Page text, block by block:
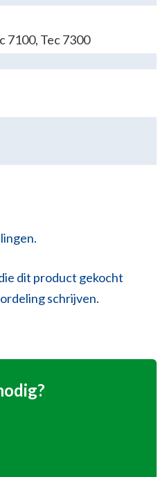
7100, Tec 7300
dit product gekocht
schrijven.